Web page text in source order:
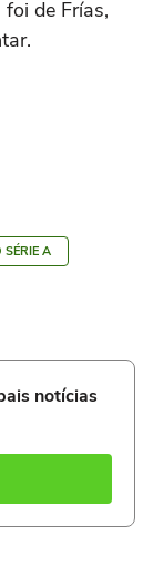
de Frías,
SÉRIE A
notícias